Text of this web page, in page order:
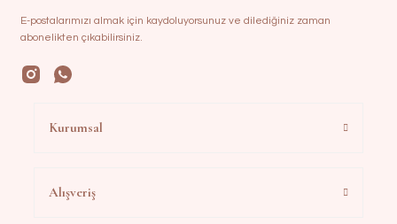
E-postalarımızı almak için kaydoluyorsunuz ve dilediğiniz zaman
abonelikten çıkabilirsiniz.
Kurumsal
Alışveriş